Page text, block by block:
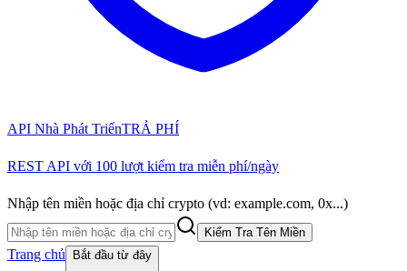
API Nhà Phát TriểnTRẢ PHÍ
REST API với 100 lượt kiểm tra miễn phí/ngày
Nhập tên miền hoặc địa chỉ crypto (vd: example.com, 0x...)
Kiểm Tra Tên Miền
Trang chủ Bắt đầu từ đây